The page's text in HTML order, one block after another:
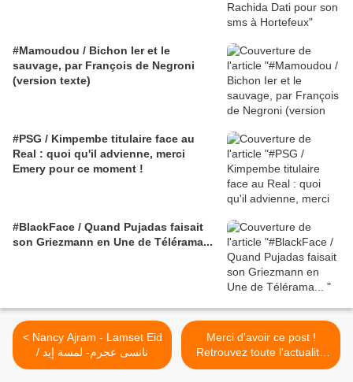
#Mamoudou / Bichon Ier et le
sauvage, par François de Negroni
(version texte)
#PSG / Kimpembe titulaire face au
Real : quoi qu'il advienne, merci
Emery pour ce moment !
#BlackFace / Quand Pujadas faisait
son Griezmann en Une de Télérama...
< Nancy Ajram - Lamset Eid
/ نانسى عجرم- لمسة إيد
Merci d'avoir ce post !
Retrouvez toute l'actualité
du Post sur Facebook LA